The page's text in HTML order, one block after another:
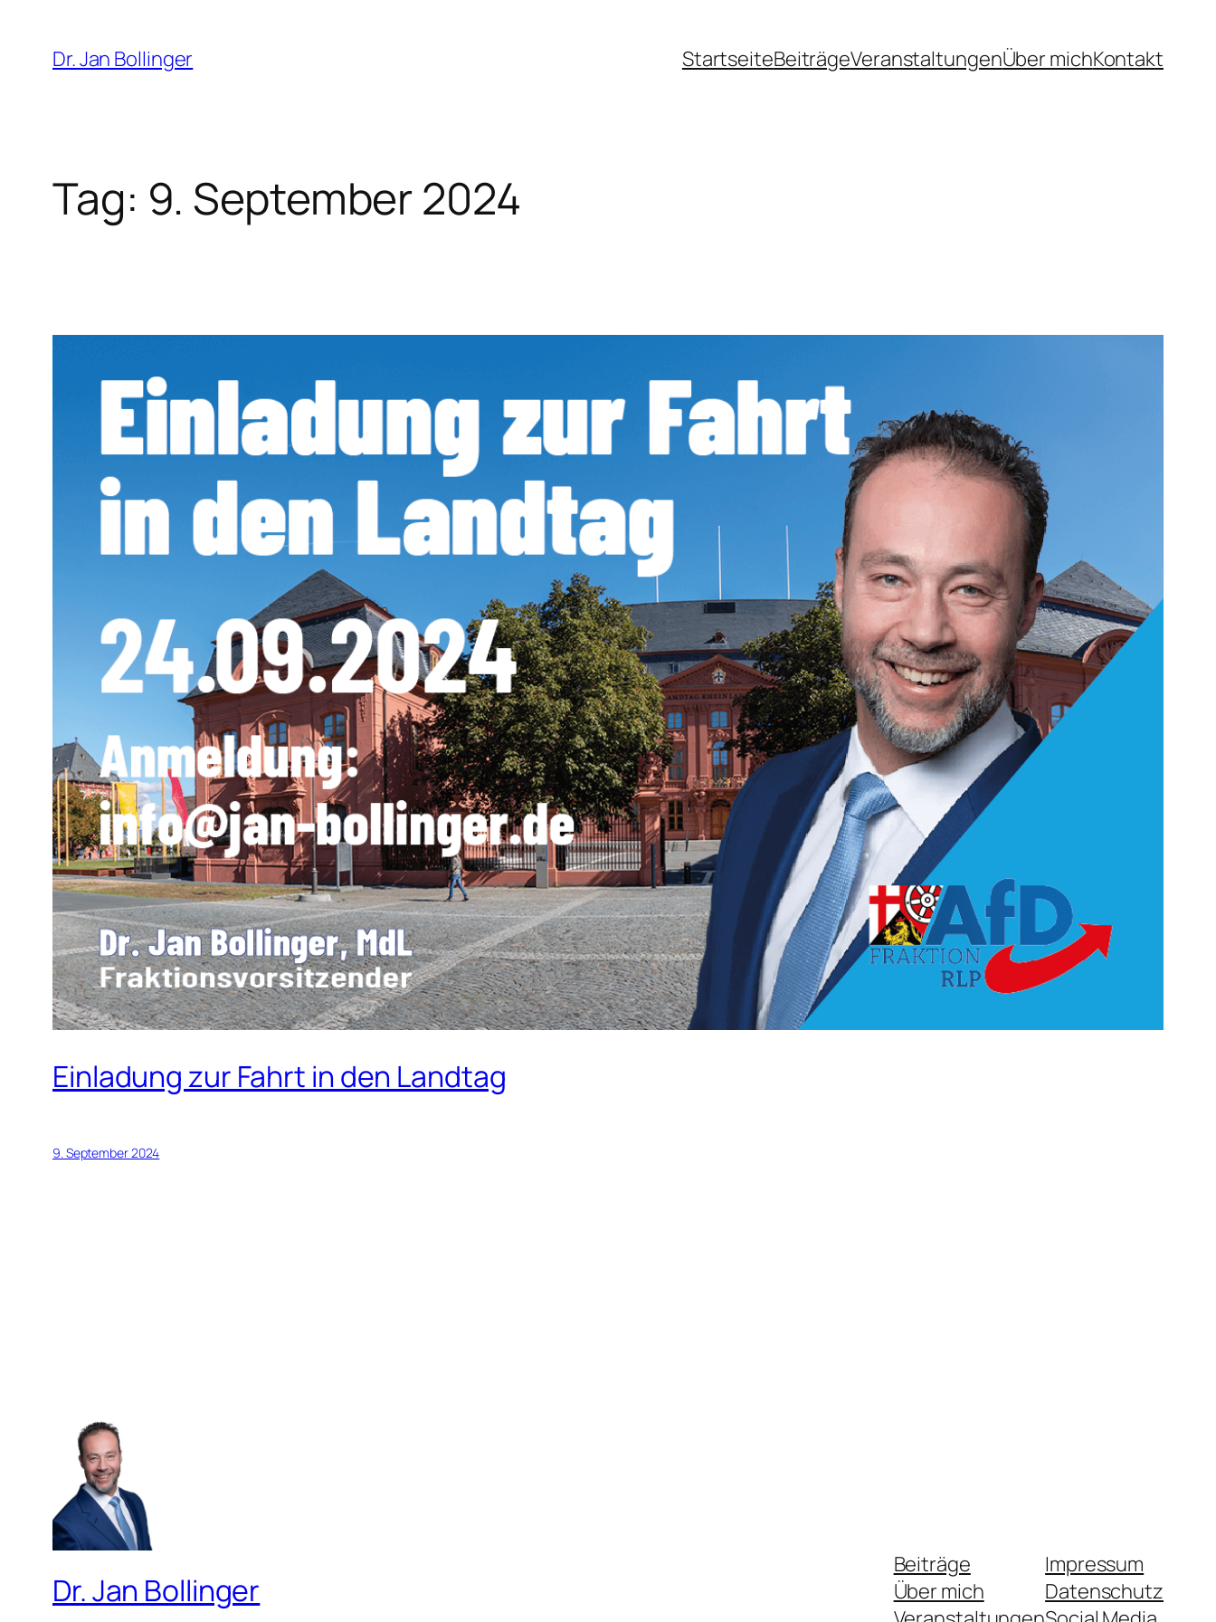
Inhalt
springen
Dr. Jan Bollinger StartseiteBeiträgeVeranstaltungenÜber michKontakt
Tag: 9. September 2024
Einladung zur Fahrt in den Landtag
9. September 2024
Dr. Jan Bollinger
Beiträge
Über mich
Impressum
Datenschutz